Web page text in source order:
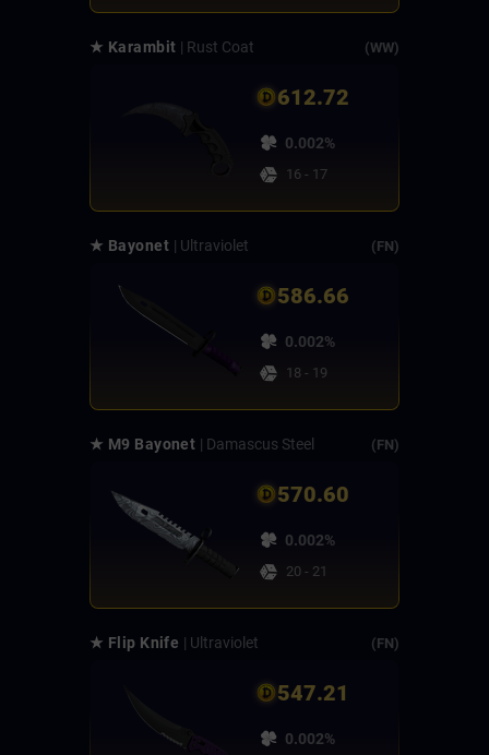
★ Karambit | Rust Coat (WW)
612.72
0.002%
16 - 17
★ Bayonet | Ultraviolet (FN)
586.66
0.002%
18 - 19
★ M9 Bayonet | Damascus Steel (FN)
570.60
0.002%
20 - 21
★ Flip Knife | Ultraviolet (FN)
547.21
0.002%